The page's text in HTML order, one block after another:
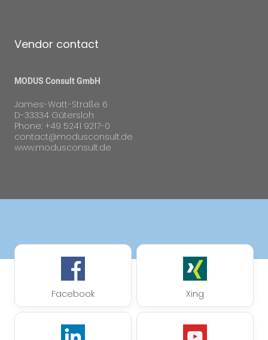
Vendor contact
MODUS Consult GmbH
James-Watt-Straße 6
D-33334 Gütersloh
Phone: +49 5241 9217-0
contact@modusconsult.de
www.modusconsult.de
Facebook Xing